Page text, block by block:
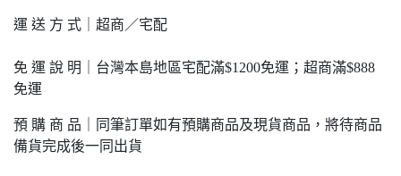
運 送 方 式｜超商／宅配
免 運 說 明｜台灣本島地區宅配滿$1200免運；超商滿$888
免運
預 購 商 品｜同筆訂單如有預購商品及現貨商品，將待商品
備貨完成後一同出貨